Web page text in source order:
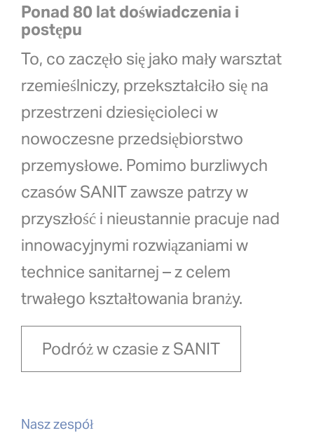
Ponad 80 lat doświadczenia i
postępu
To, co zaczęło się jako mały warsztat
rzemieślniczy, przekształciło się na
przestrzeni dziesięcioleci w
nowoczesne przedsiębiorstwo
przemysłowe. Pomimo burzliwych
czasów SANIT zawsze patrzy w
przyszłość i nieustannie pracuje nad
innowacyjnymi rozwiązaniami w
technice sanitarnej – z celem
trwałego kształtowania branży.
Podróż w czasie z SANIT
Nasz zespół